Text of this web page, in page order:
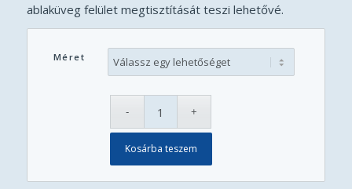
ablaküveg felület megtisztítását teszi lehetővé.
Méret
Kosárba teszem